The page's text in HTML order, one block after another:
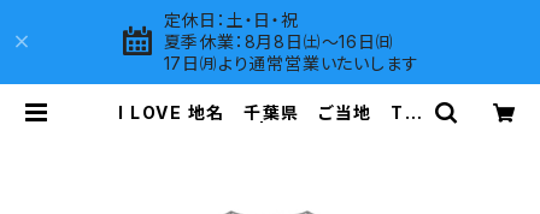
定休日：土・日・祝
夏季休業：8月8日㈯～16日㈰
17日㈪より通常営業いたいします
I LOVE 地名 千葉県 ご当地 Tシ